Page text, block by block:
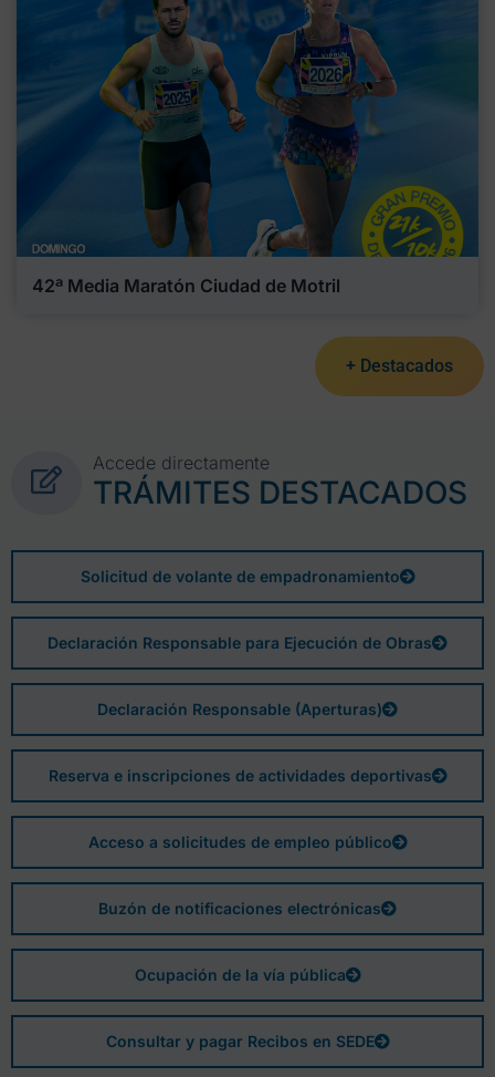
42ª Media Maratón Ciudad de Motril
+ Destacados
Accede directamente
TRÁMITES DESTACADOS
Solicitud de volante de empadronamiento
Declaración Responsable para Ejecución de Obras
Declaración Responsable (Aperturas)
Reserva e inscripciones de actividades deportivas
Acceso a solicitudes de empleo público
Buzón de notificaciones electrónicas
Ocupación de la vía pública
Consultar y pagar Recibos en SEDE